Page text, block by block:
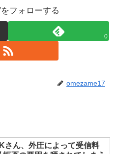
フォローする
0
omezame17
さん、外圧によって受信料